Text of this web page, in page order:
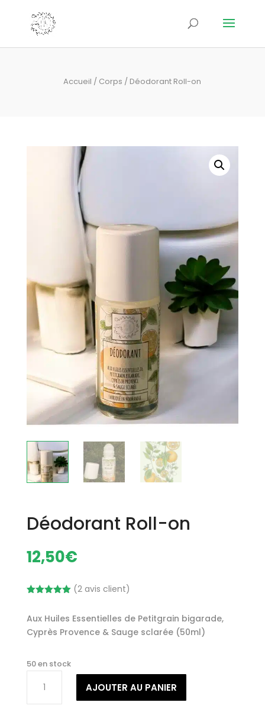
Accueil / Corps / Déodorant Roll-on
Déodorant Roll-on
12,50€
basé sur
client
(2 avis client)
Aux Huiles Essentielles de Petitgrain bigarade,
Cyprès Provence & Sauge sclarée(50ml)
50 en stock
Déodorant
AJOUTER AU PANIER